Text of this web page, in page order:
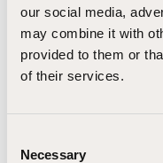
our social media,
may combine it with
provided to them or
of their services.
Selection
Necessary
työpaikan
ajatukselta, Minnalla
perehdytyksen
sen jälkeen hyvä
osaavista